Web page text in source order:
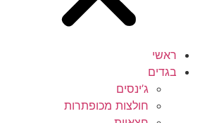
ראשי
בגדים
ג’ינסים
חולצות מכופתרות